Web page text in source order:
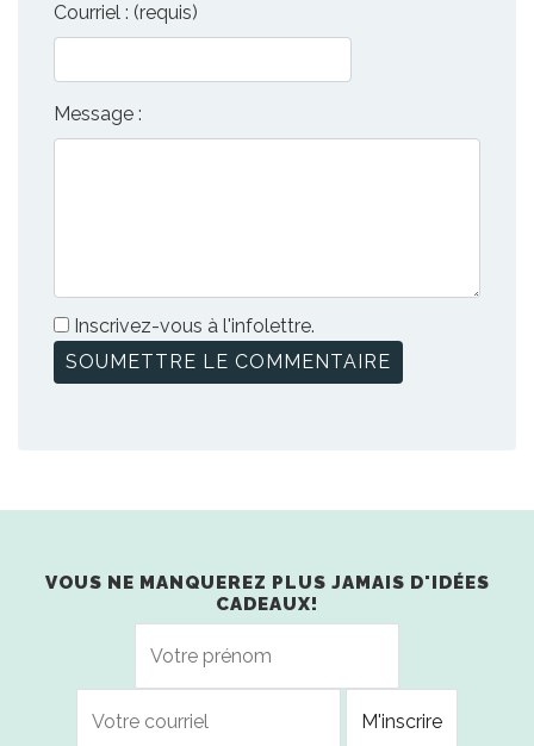
Courriel : (requis)
Message :
Inscrivez-vous à l'infolettre.
VOUS NE MANQUEREZ PLUS JAMAIS D'IDÉES
CADEAUX!